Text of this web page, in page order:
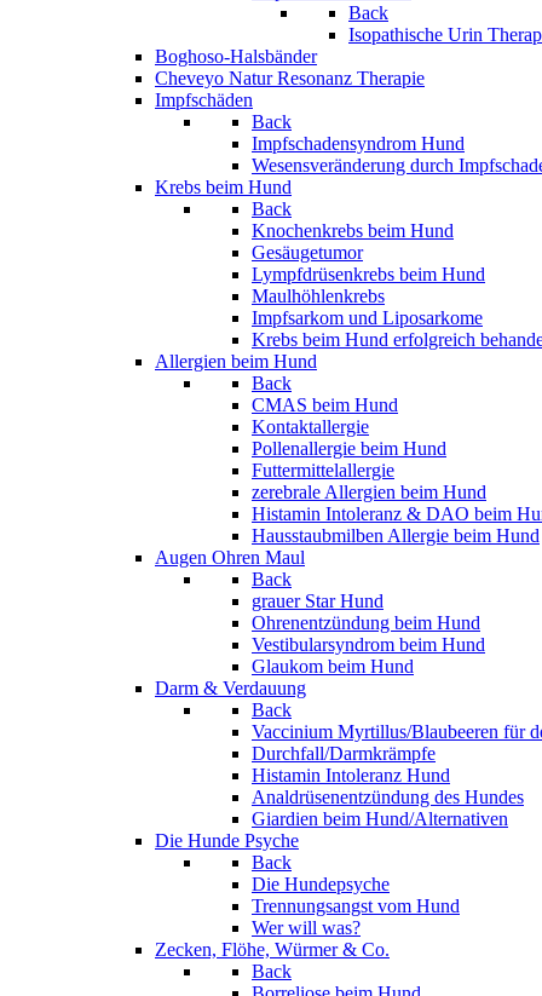
Back
Isopathische Urin
Boghoso-Halsbänder
Cheveyo Natur Resonanz Therapie
Impfschäden
Back
Impfschadensyndrom Hund
Wesensveränderung durch
Krebs beim Hund
Back
Knochenkrebs beim Hund
Gesäugetumor
Lympfdrüsenkrebs beim Hund
Maulhöhlenkrebs
Impfsarkom und Liposarkome
Krebs beim Hund erfolgreich
Allergien beim Hund
Back
CMAS beim Hund
Kontaktallergie
Pollenallergie beim Hund
Futtermittelallergie
zerebrale Allergien beim Hund
Histamin Intoleranz & DAO beim
Hausstaubmilben Allergie beim Hund
Augen Ohren Maul
Back
grauer Star Hund
Ohrenentzündung beim Hund
Vestibularsyndrom beim Hund
Glaukom beim Hund
Darm & Verdauung
Back
Vaccinium Myrtillus/Blaubeeren für
Durchfall/Darmkrämpfe
Histamin Intoleranz Hund
Analdrüsenentzündung des Hundes
Giardien beim Hund/Alternativen
Die Hunde Psyche
Back
Die Hundepsyche
Trennungsangst vom Hund
Wer will was?
Zecken, Flöhe, Würmer & Co.
Back